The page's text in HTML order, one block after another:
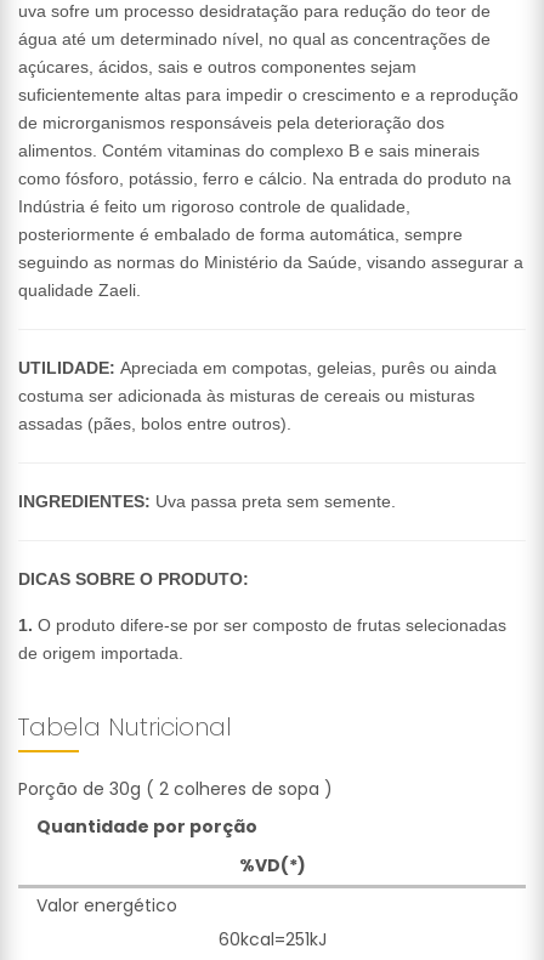
uva sofre um processo desidratação para redução do teor de
água até um determinado nível, no qual as concentrações de
açúcares, ácidos, sais e outros componentes sejam
suficientemente altas para impedir o crescimento e a reprodução
de microrganismos responsáveis pela deterioração dos
alimentos. Contém vitaminas do complexo B e sais minerais
como fósforo, potássio, ferro e cálcio. Na entrada do produto na
Indústria é feito um rigoroso controle de qualidade,
posteriormente é embalado de forma automática, sempre
seguindo as normas do Ministério da Saúde, visando assegurar a
qualidade Zaeli.
UTILIDADE: Apreciada em compotas, geleias, purês ou ainda
costuma ser adicionada às misturas de cereais ou misturas
assadas (pães, bolos entre outros).
INGREDIENTES: Uva passa preta sem semente.
DICAS SOBRE O PRODUTO:
1. O produto difere-se por ser composto de frutas selecionadas
de origem importada.
Tabela Nutricional
Porção de 30g ( 2 colheres de sopa )
Quantidade por porção
%VD(*)
Valor energético
60kcal=251kJ